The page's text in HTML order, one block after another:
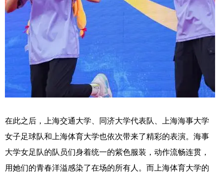
在此之后，上海交通大学、同济大学代表队、上海海事大学
女子足球队和上海体育大学也依次带来了精彩的表演。海事
大学女足队的队员们身着统一的紫色服装，动作流畅连贯，
用她们的青春洋溢感染了在场的所有人。而上海体育大学的